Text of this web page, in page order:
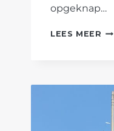
opgeknap…
LEES MEER